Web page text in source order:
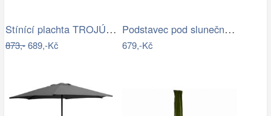
Stínící plachta TROJÚHELNÍK Rojaplast
873,-689,-Kč
Podstavec pod slunečník Houseland Bixi…
679,-Kč